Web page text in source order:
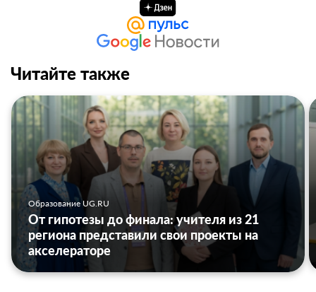
Читайте также
Образование UG.RU
От гипотезы до финала: учителя из 21
региона представили свои проекты на
акселераторе